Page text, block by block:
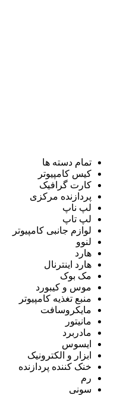
تمام دسته ها
کیس کامپیوتر
کارت گرافیک
پردازنده مرکزی
لپ ناپ
لپ تاپ
لوازم جانبی کامپیوتر
لنوو
هارد
هارد اینترنال
مک بوک
موس و کیبورد
منبع تغذیه کامپیوتر
مایکروسافت
مانیتور
مادربرد
ایسوس
ابزار و الکترونیک
خنک کننده پردازنده
رم
سونی